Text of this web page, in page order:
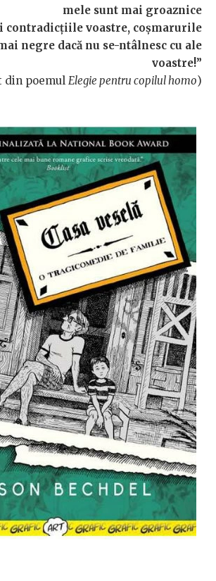
mele sunt mai groaznice
contradicțiile voastre, coșmarurile
negre dacă nu se-ntâlnesc cu ale
voastre!”
din poemul Elegie pentru copilul homo)